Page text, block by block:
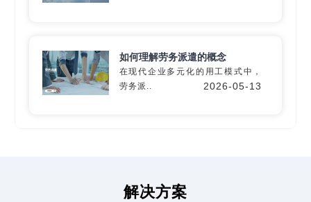
如何理解劳务派遣的概念
在现代企业多元化的用工模式中，
劳务派..
2026-05-13
解决方案